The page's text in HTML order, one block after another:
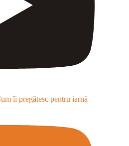
îi pregătesc pentru iarnă